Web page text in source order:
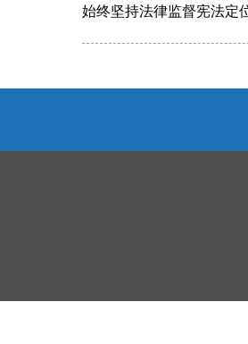
始终坚持法律监督宪法定